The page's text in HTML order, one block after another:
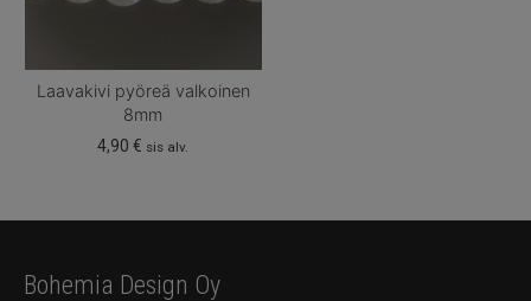
Laavakivi pyöreä valkoinen
8mm
4,90€ sis alv.
Bohemia Design Oy